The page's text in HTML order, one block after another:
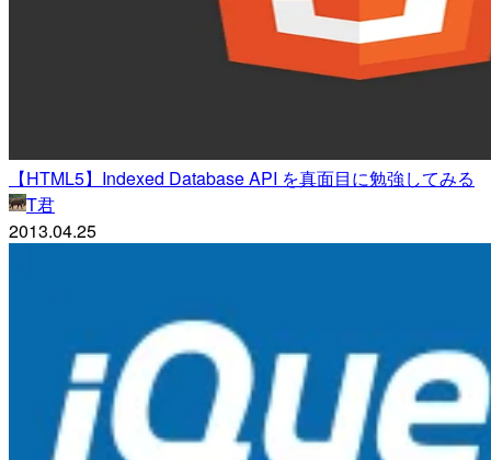
【HTML5】Indexed Database API を真面目に勉強してみる
T君
2013.04.25